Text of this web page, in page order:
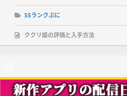
SSランクぷに
ククリ姫の評価と入手方法